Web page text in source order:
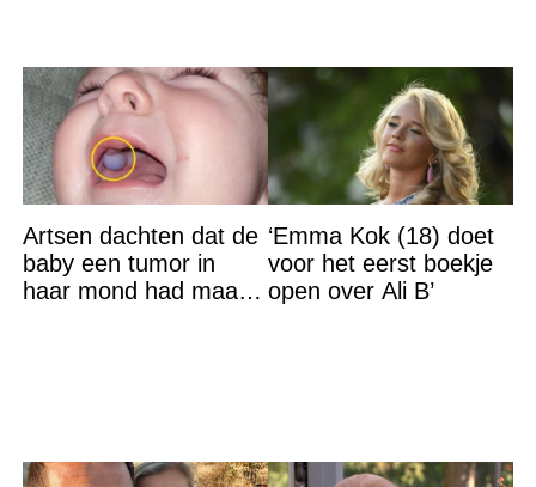
Artsen dachten dat de
baby een tumor in
haar mond had maar
‘Emma Kok (18) doet
voor het eerst boekje
open over Ali B’